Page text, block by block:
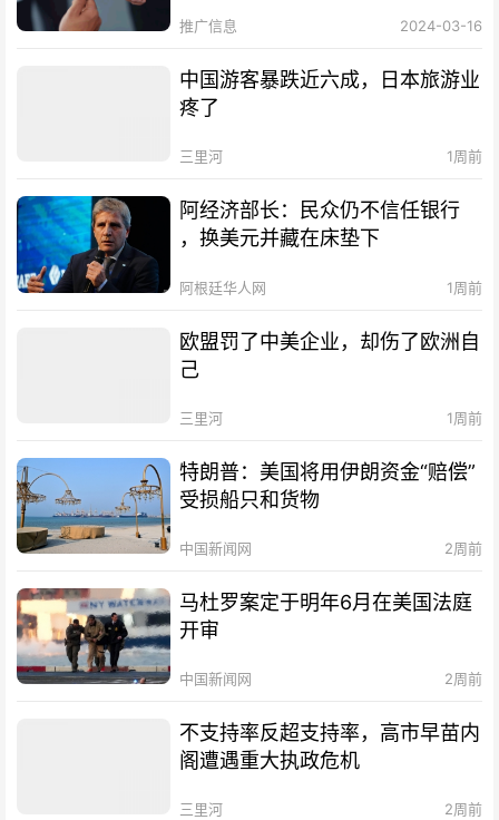
推广信息 2024-03-16
中国游客暴跌近六成，日本旅游业
疼了
三里河 1周前
阿经济部长：民众仍不信任银行
，换美元并藏在床垫下
阿根廷华人网 1周前
欧盟罚了中美企业，却伤了欧洲自
己
三里河 1周前
特朗普：美国将用伊朗资金“赔偿”
受损船只和货物
中国新闻网 2周前
马杜罗案定于明年6月在美国法庭
开审
中国新闻网 2周前
不支持率反超支持率，高市早苗内
阁遭遇重大执政危机
三里河 2周前